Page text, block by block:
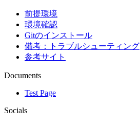
前提環境
環境確認
Gitのインストール
備考：トラブルシューティング
参考サイト
Documents
Test Page
Socials